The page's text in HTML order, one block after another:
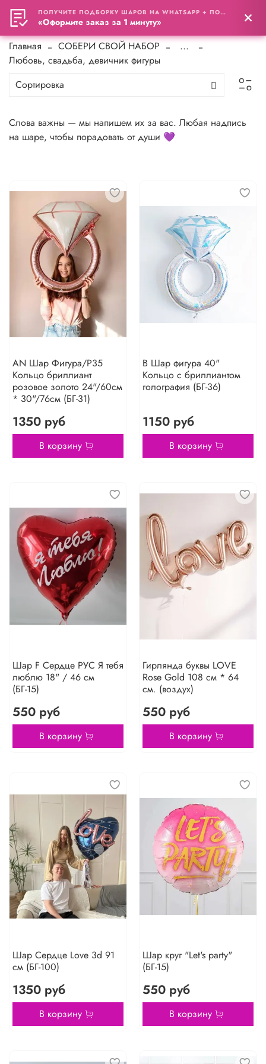
0
Главная СОБЕРИ СВОЙ НАБОР
...
Любовь, свадьба, девичник фигуры
Слова важны — мы напишем их за вас. Любая надпись
на шаре, чтобы порадовать от души 💜
AN Шар Фигура/P35
Кольцо бриллиант
розовое золото 24"/60см
* 30"/76см (БГ-31)
1350 руб
В корзину
В Шар фигура 40"
Кольцо с бриллиантом
голография (БГ-36)
1150 руб
В корзину
Шар F Сердце РУС Я тебя
люблю 18" / 46 см
(БГ-15)
550 руб
В корзину
Гирлянда буквы LOVE
Rose Gold 108 см * 64
см. (воздух)
550 руб
В корзину
Шар Сердце Love 3d 91
см (БГ-100)
1350 руб
В корзину
Шар круг "Let's party"
(БГ-15)
550 руб
В корзину
ПОЛУЧИТЕ ПОДБОРКУ ШАРОВ НА WHATSAPP + ПОДАРОК
«Оформите заказ за 1 минуту»